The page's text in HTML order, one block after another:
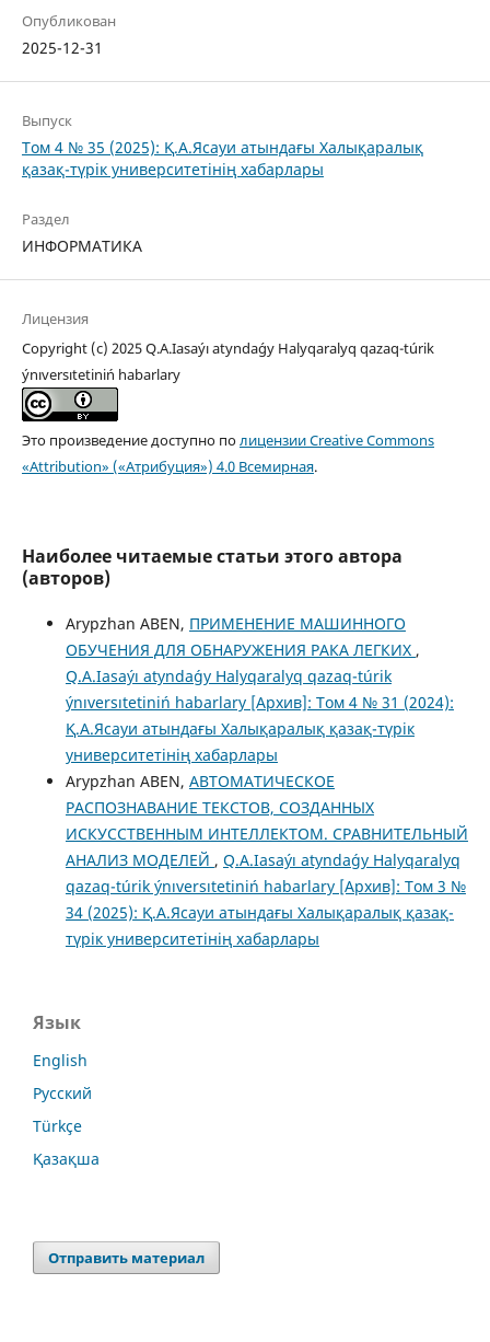
Опубликован
2025-12-31
Выпуск
Том 4 № 35 (2025): Қ.А.Ясауи атындағы Халықаралық
қазақ-түрік университетінің хабарлары
Раздел
ИНФОРМАТИКА
Лицензия
Copyright (c) 2025 Q.A.Iasaýı atyndaǵy Halyqaralyq qazaq-túrіk
ýnıversıtetіnіń habarlary
Это произведение доступно полицензии Creative Commons
«Attribution» («Атрибуция») 4.0 Всемирная.
Наиболее читаемые статьи этого автора
(авторов)
Arypzhan ABEN, ПРИМЕНЕНИЕ МАШИННОГО
ОБУЧЕНИЯ ДЛЯ ОБНАРУЖЕНИЯ РАКА ЛЕГКИХ ,
Q.A.Iasaýı atyndaǵy Halyqaralyq qazaq-túrіk
ýnıversıtetіnіń habarlary [Архив]: Том 4 № 31 (2024):
Қ.А.Ясауи атындағы Халықаралық қазақ-түрік
университетінің хабарлары
Arypzhan ABEN, АВТОМАТИЧЕСКОЕ
РАСПОЗНАВАНИЕ ТЕКСТОВ, СОЗДАННЫХ
ИСКУССТВЕННЫМ ИНТЕЛЛЕКТОМ. СРАВНИТЕЛЬНЫЙ
АНАЛИЗ МОДЕЛЕЙ , Q.A.Iasaýı atyndaǵy Halyqaralyq
qazaq-túrіk ýnıversıtetіnіń habarlary [Архив]: Том 3 №
34 (2025): Қ.А.Ясауи атындағы Халықаралық қазақ-
түрік университетінің хабарлары
Язык
English
Русский
Türkçe
Қазақша
Отправить материал